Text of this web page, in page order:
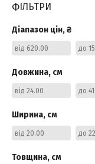
ФІЛЬТРИ
Діапазон цін, ₴
Довжина, см
Ширина, см
Товщина, см